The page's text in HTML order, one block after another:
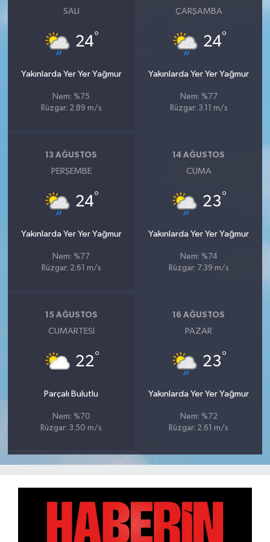
SALI
24°
Yakınlarda Yer Yer Yağmur
Nem: %75
Rüzgar: 2.89 m/s
ÇARŞAMBA
24°
Yakınlarda Yer Yer Yağmur
Nem: %77
Rüzgar: 3.11 m/s
13 AĞUSTOS
PERŞEMBE
24°
Yakınlarda Yer Yer Yağmur
Nem: %77
Rüzgar: 2.61 m/s
14 AĞUSTOS
CUMA
23°
Yakınlarda Yer Yer Yağmur
Nem: %74
Rüzgar: 7.39 m/s
15 AĞUSTOS
CUMARTESI
22°
Parçalı Bulutlu
Nem: %70
Rüzgar: 3.50 m/s
16 AĞUSTOS
PAZAR
23°
Yakınlarda Yer Yer Yağmur
Nem: %72
Rüzgar: 2.61 m/s